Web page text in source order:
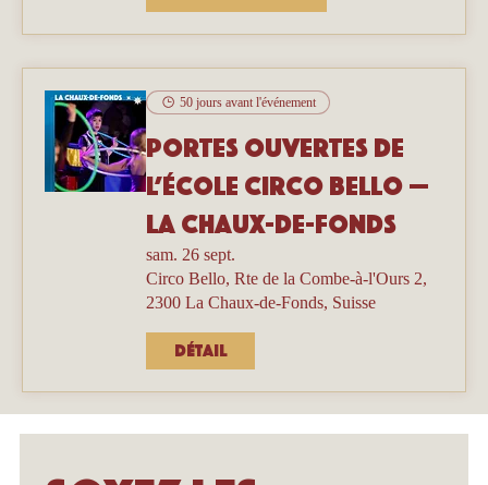
50 jours avant l'événement
Portes ouvertes de
l’école Circo Bello —
La Chaux-de-Fonds
sam. 26 sept.
Circo Bello, Rte de la Combe-à-l'Ours 2,
2300 La Chaux-de-Fonds, Suisse
Détail